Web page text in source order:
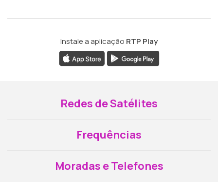
Instale a aplicação RTP Play
Redes de Satélites
Frequências
Moradas e Telefones